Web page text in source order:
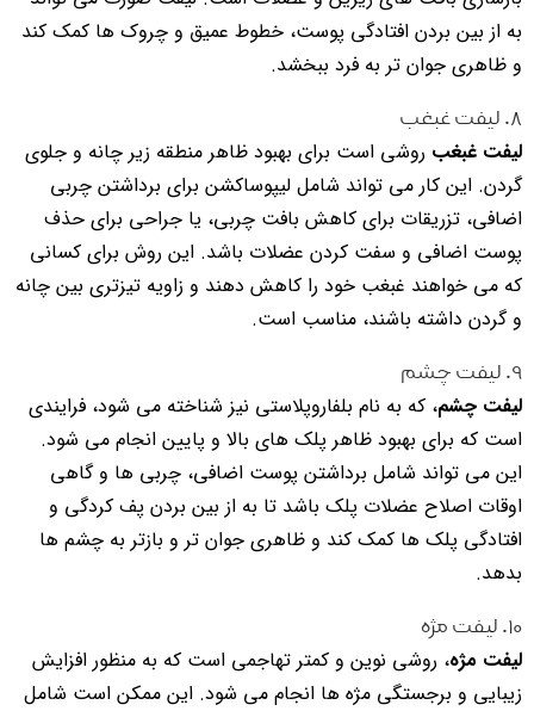
به از بین بردن افتادگی پوست، خطوط عمیق و چروک ها کمک کند
و ظاهری جوان تر به فرد ببخشد.
۸. لیفت غبغب
لیفت غبغب روشی است برای بهبود ظاهر منطقه زیر چانه و جلوی
گردن. این کار می تواند شامل لیپوساکشن برای برداشتن چربی
اضافی، تزریقات برای کاهش بافت چربی، یا جراحی برای حذف
پوست اضافی و سفت کردن عضلات باشد. این روش برای کسانی
که می خواهند غبغب خود را کاهش دهند و زاویه تیزتری بین چانه
و گردن داشته باشند، مناسب است.
۹. لیفت چشم
لیفت چشم، که به نام بلفاروپلاستی نیز شناخته می شود، فرایندی
است که برای بهبود ظاهر پلک های بالا و پایین انجام می شود.
این می تواند شامل برداشتن پوست اضافی، چربی ها و گاهی
اوقات اصلاح عضلات پلک باشد تا به از بین بردن پف کردگی و
افتادگی پلک ها کمک کند و ظاهری جوان تر و بازتر به چشم ها
بدهد.
۱۰. لیفت مژه
لیفت مژه، روشی نوین و کمتر تهاجمی است که به منظور افزایش
زیبایی و برجستگی مژه ها انجام می شود. این ممکن است شامل